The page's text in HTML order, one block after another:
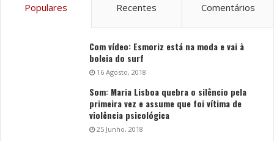
Populares Recentes Comentários
Com vídeo: Esmoriz está na moda e vai à
boleia do surf
16 Agosto, 2018
Som: Maria Lisboa quebra o silêncio pela
primeira vez e assume que foi vítima de
violência psicológica
25 Junho, 2018